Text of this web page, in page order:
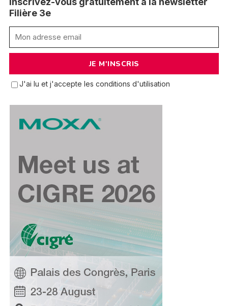
Filière 3e
J'ai lu et j'accepte les conditions d'utilisation